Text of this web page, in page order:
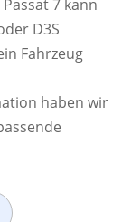
7 kann
D3S
Fahrzeug
haben wir